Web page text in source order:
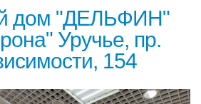
дом "ДЕЛЬФИН"
Уручье, пр.
154